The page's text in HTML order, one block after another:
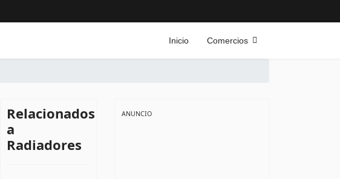
Inicio Comercios
Relacionados
a
Radiadores
ANUNCIO